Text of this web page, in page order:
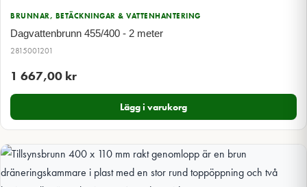
BRUNNAR, BETÄCKNINGAR & VATTENHANTERING
Dagvattenbrunn 455/400 - 2 meter
2815001201
1 667,00 kr
Lägg i varukorg